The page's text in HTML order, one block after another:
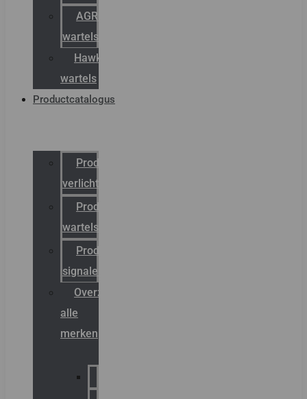
AGRO
wartels
Hawke
wartels
Productcatalogus
Productcatalogus
verlichting
Productcatalogus
wartels
Productcatalogus
signalering
Overzicht
alle
merken